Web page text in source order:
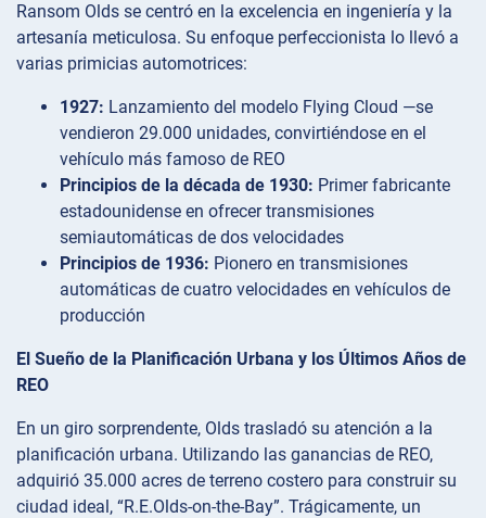
Ransom Olds se centró en la excelencia en ingeniería y la
artesanía meticulosa. Su enfoque perfeccionista lo llevó a
varias primicias automotrices:
1927: Lanzamiento del modelo Flying Cloud —se
vendieron 29.000 unidades, convirtiéndose en el
vehículo más famoso de REO
Principios de la década de 1930: Primer fabricante
estadounidense en ofrecer transmisiones
semiautomáticas de dos velocidades
Principios de 1936: Pionero en transmisiones
automáticas de cuatro velocidades en vehículos de
producción
El Sueño de la Planificación Urbana y los Últimos Años de
REO
En un giro sorprendente, Olds trasladó su atención a la
planificación urbana. Utilizando las ganancias de REO,
adquirió 35.000 acres de terreno costero para construir su
ciudad ideal, “R.E.Olds-on-the-Bay”. Trágicamente, un